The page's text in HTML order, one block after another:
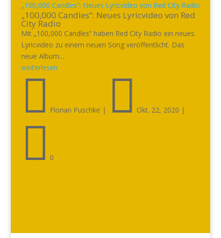
„100,000 Candles“: Neues Lyricvideo von Red City Radio
„100,000 Candles“: Neues Lyricvideo von Red
City Radio
Mit „100,000 Candles“ haben Red City Radio ein neues
Lyricvideo zu einem neuen Song veröffentlicht. Das
neue Album...
weiterlesen
 Florian Puschke |  Okt. 22, 2020 |
 0